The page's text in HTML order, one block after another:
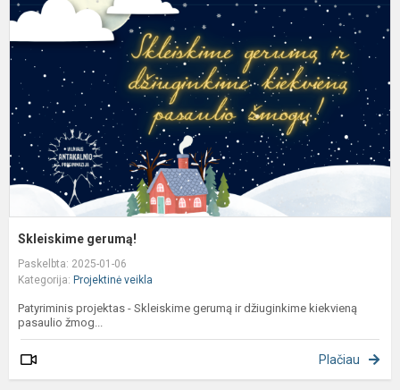
Skleiskime gerumą!
Paskelbta: 2025-01-06
Kategorija: Projektinė veikla
Patyriminis projektas - Skleiskime gerumą ir džiuginkime kiekvieną
pasaulio žmog...
Plačiau